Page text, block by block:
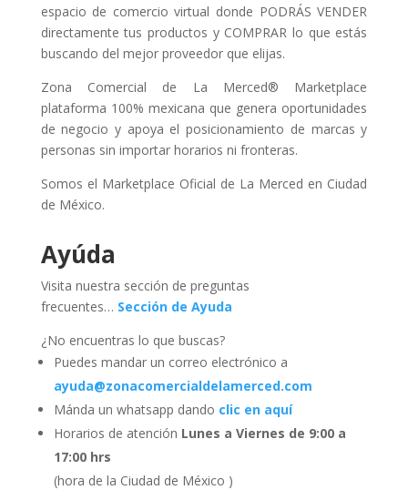
espacio de comercio virtual donde PODRÁS VENDER
directamente tus productos y COMPRAR lo que estás
buscando del mejor proveedor que elijas.
Zona Comercial de La Merced® Marketplace
plataforma 100% mexicana que genera oportunidades
de negocio y apoya el posicionamiento de marcas y
personas sin importar horarios ni fronteras.
Somos el Marketplace Oficial de La Merced en Ciudad
de México.
Ayúda
Visita nuestra sección de preguntas
frecuentes… Sección de Ayuda
¿No encuentras lo que buscas?
Puedes mandar un correo electrónico a
ayuda@zonacomercialdelamerced.com
Mánda un whatsapp dando clic en aquí
Horarios de atención Lunes a Viernes de 9:00 a
17:00 hrs
(hora de la Ciudad de México )